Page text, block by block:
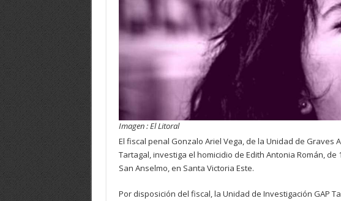
Imagen : El Litoral
El fiscal penal Gonzalo Ariel Vega, de la Unidad de Graves
Tartagal, investiga el homicidio de Edith Antonia Román,
San Anselmo, en Santa Victoria Este.
Por disposición del fiscal, la Unidad de Investigación GAP